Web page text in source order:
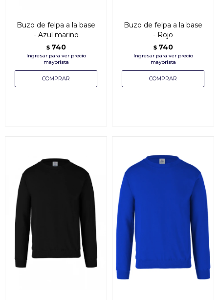
Buzo de felpa a la base
- Azul marino
$ 740
Buzo de felpa a la base
- Rojo
$ 740